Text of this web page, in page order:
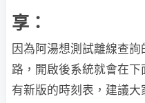
享：
因為阿湯想測試離線查
路，開啟後系統就會在
有新版的時刻表，建議大